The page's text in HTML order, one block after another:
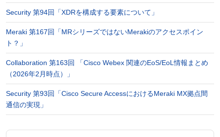
Security 第94回「XDRを構成する要素について」
Meraki 第167回「MRシリーズではないMerakiのアクセスポイン
ト？」
Collaboration 第163回 「Cisco Webex 関連のEoS/EoL情報まとめ
（2026年2月時点）」
Security 第93回「Cisco Secure AccessにおけるMeraki MX拠点間
通信の実現」